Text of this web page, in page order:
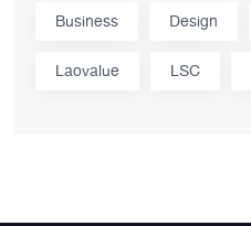
Business Design
Laovalue LSC